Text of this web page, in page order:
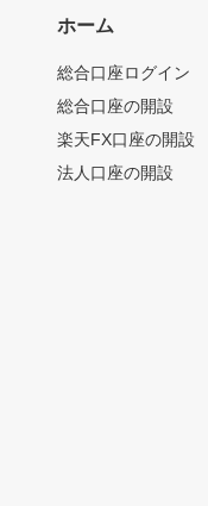
ホーム
総合口座ログイン
総合口座の開設
楽天FX口座の開設
法人口座の開設